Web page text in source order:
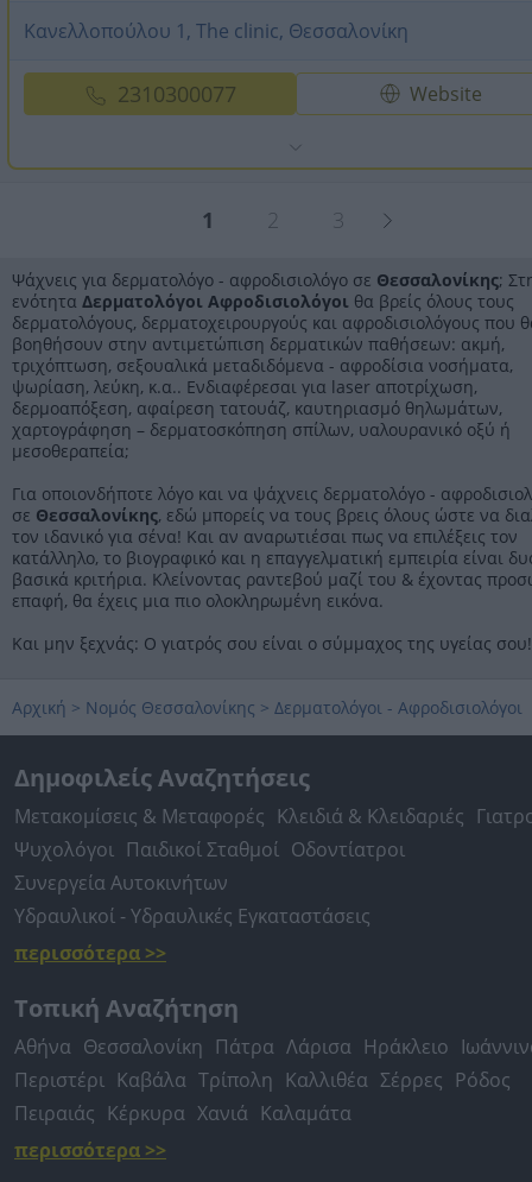
Κανελλοπούλου 1, The clinic, Θεσσαλονίκη
2310300077 Website
1 2 3
Ψάχνεις για δερματολόγο - αφροδισιολόγο σε Θεσσαλονίκης;
ενότητα Δερματολόγοι Αφροδισιολόγοι θα βρείς όλους τους
δερματολόγους, δερματοχειρουργούς και αφροδισιολόγους που
βοηθήσουν στην αντιμετώπιση δερματικών παθήσεων: ακμή,
τριχόπτωση, σεξουαλικά μεταδιδόμενα - αφροδίσια νοσήματα,
ψωρίαση, λεύκη, κ.α.. Ενδιαφέρεσαι για laser αποτρίχωση,
δερμοαπόξεση, αφαίρεση τατουάζ, καυτηριασμό θηλωμάτων,
χαρτογράφηση – δερματοσκόπηση σπίλων, υαλουρανικό οξύ ή
μεσοθεραπεία;
Για οποιονδήποτε λόγο και να ψάχνεις δερματολόγο -
σε Θεσσαλονίκης, εδώ μπορείς να τους βρεις όλους ώστε να
τον ιδανικό για σένα! Και αν αναρωτιέσαι πως να επιλέξεις τον
κατάλληλο, το βιογραφικό και η επαγγελματική εμπειρία είναι
βασικά κριτήρια. Κλείνοντας ραντεβού μαζί του & έχοντας
επαφή, θα έχεις μια πιο ολοκληρωμένη εικόνα.
Και μην ξεχνάς: Ο γιατρός σου είναι ο σύμμαχος της υγείας σου!
Αρχική > Νομός Θεσσαλονίκης > Δερματολόγοι - Αφροδισιολόγοι
Δημοφιλείς Αναζητήσεις
Μετακομίσεις & Μεταφορές Κλειδιά & Κλειδαριές
Ψυχολόγοι Παιδικοί Σταθμοί Οδοντίατροι
Συνεργεία Αυτοκινήτων
Υδραυλικοί - Υδραυλικές Εγκαταστάσεις
περισσότερα >>
Τοπική Αναζήτηση
Αθήνα Θεσσαλονίκη Πάτρα Λάρισα Ηράκλειο
Περιστέρι Καβάλα Τρίπολη Καλλιθέα Σέρρες Ρόδος
Πειραιάς Κέρκυρα Χανιά Καλαμάτα
περισσότερα >>